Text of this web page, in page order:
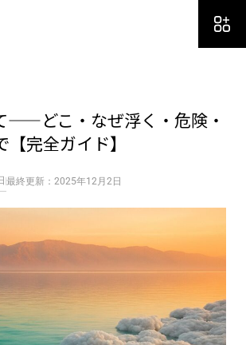
——どこ・なぜ浮く・危険・
完全ガイド】
最終更新：2025年12月2日